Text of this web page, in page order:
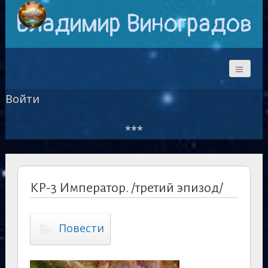
Владимир Виноградов
Войти
***
КР-3 Император. /третий эпизод/
Повести